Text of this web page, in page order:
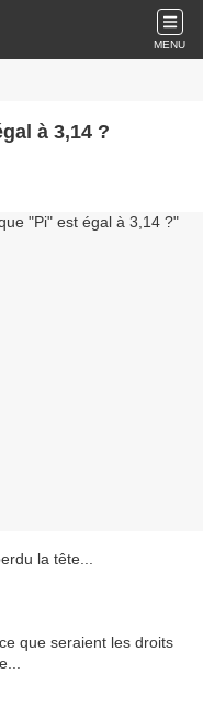
MENU
à 3,14 ?
la tête...
que seraient les droits